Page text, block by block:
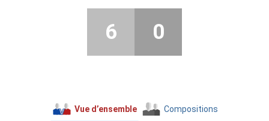
6 0
Vue d’ensemble Compositions